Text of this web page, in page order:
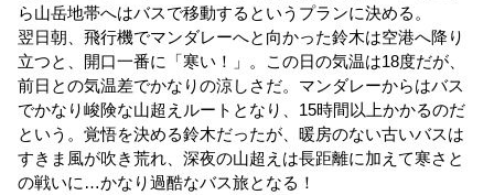
ら山岳地帯へはバスで移動するというプランに決める。
翌日朝、飛行機でマンダレーへと向かった鈴木は空港へ降り
立つと、開口一番に「寒い！」。この日の気温は18度だが、
前日との気温差でかなりの涼しさだ。マンダレーからはバス
でかなり峻険な山超えルートとなり、15時間以上かかるのだ
という。覚悟を決める鈴木だったが、暖房のない古いバスは
すきま風が吹き荒れ、深夜の山超えは長距離に加えて寒さと
の戦いに…かなり過酷なバス旅となる！